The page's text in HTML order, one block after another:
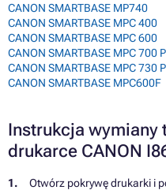
CANON SMARTBASE MP740
CANON SMARTBASE MPC 400
CANON SMARTBASE MPC 600
CANON SMARTBASE MPC 700
CANON SMARTBASE MPC 730
CANON SMARTBASE MPC600F
Instrukcja wymiany
drukarce CANON
Otwórz pokrywę drukarki i